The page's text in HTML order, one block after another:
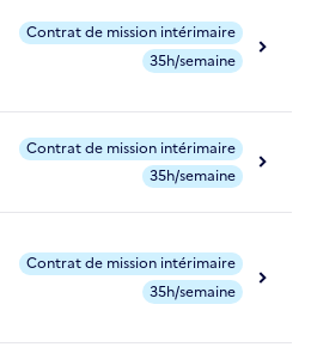
Contrat de mission intérimaire
35h/semaine
Contrat de mission intérimaire
35h/semaine
Contrat de mission intérimaire
35h/semaine